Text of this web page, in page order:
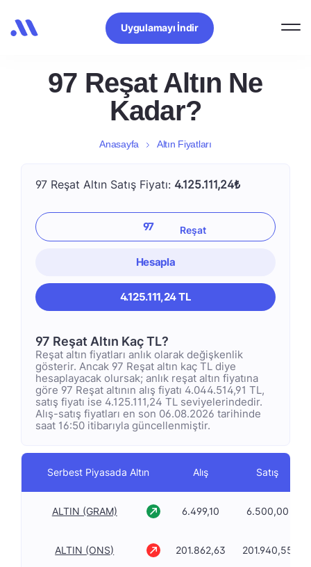
Uygulamayı İndir
97 Reşat Altın Ne
Kadar?
Anasayfa Altın Fiyatları
97 Reşat Altın Satış Fiyatı: 4.125.111,24₺
Hesapla
4.125.111,24 TL
97 Reşat Altın Kaç TL?
Reşat altın fiyatları anlık olarak değişkenlik
gösterir. Ancak 97 Reşat altın kaç TL diye
hesaplayacak olursak; anlık reşat altın fiyatına
göre 97 Reşat altının alış fiyatı 4.044.514,91 TL,
satış fiyatı ise 4.125.111,24 TL seviyelerindedir.
Alış-satış fiyatları en son 06.08.2026 tarihinde
saat 16:50 itibarıyla güncellenmiştir.
Serbest Piyasada Altın Alış Satış
ALTIN (GRAM) 6.499,10 6.500,00
ALTIN (ONS) 201.862,63 201.940,55